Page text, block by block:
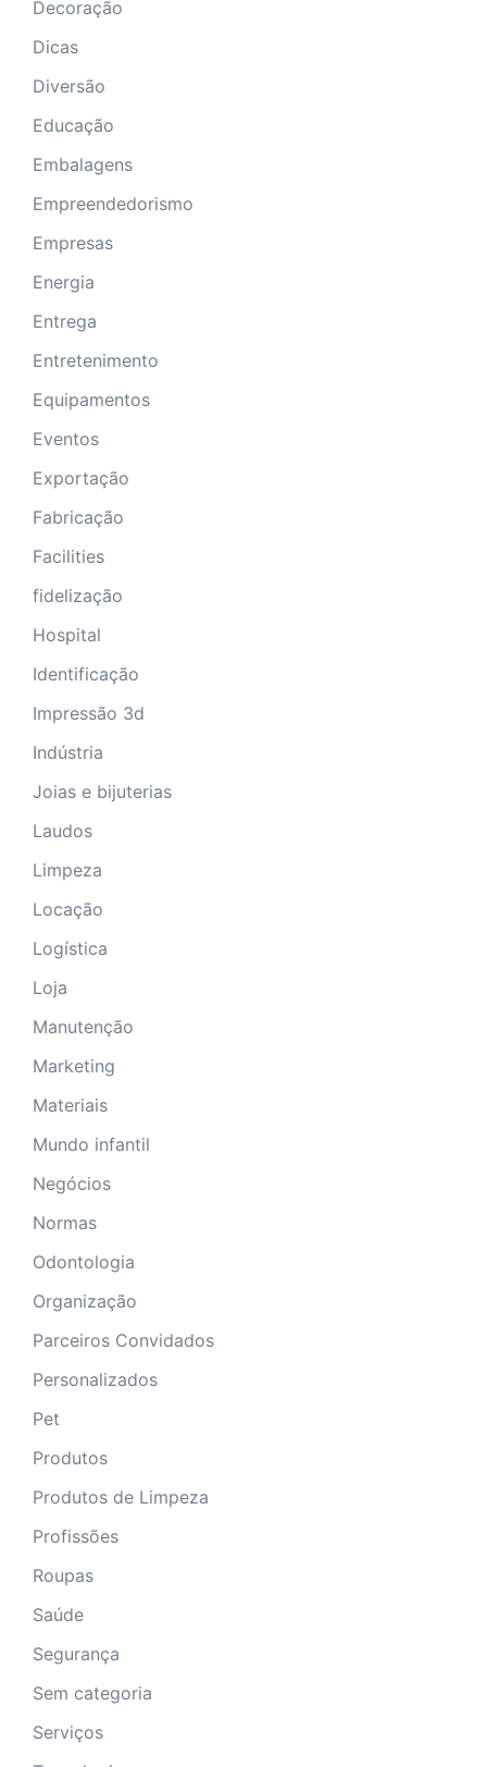
Decoração
Dicas
Diversão
Educação
Embalagens
Empreendedorismo
Empresas
Energia
Entrega
Entretenimento
Equipamentos
Eventos
Exportação
Fabricação
Facilities
fidelização
Hospital
Identificação
Impressão 3d
Indústria
Joias e bijuterias
Laudos
Limpeza
Locação
Logística
Loja
Manutenção
Marketing
Materiais
Mundo infantil
Negócios
Normas
Odontologia
Organização
Parceiros Convidados
Personalizados
Pet
Produtos
Produtos de Limpeza
Profissões
Roupas
Saúde
Segurança
Sem categoria
Serviços